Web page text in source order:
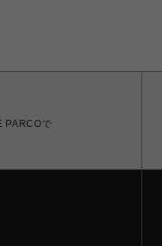
PARCOで